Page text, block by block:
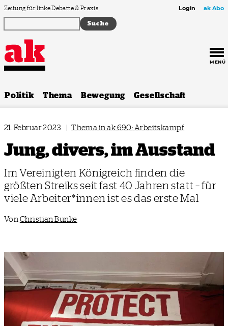
Zum Inhalt springen
Zeitung für linke Debatte & Praxis Login ak Abo
MENÜ
Politik Thema Bewegung Gesellschaft
21. Februar 2023 | Thema in ak 690: Arbeitskampf
Jung, divers, im Ausstand
Im Vereinigten Königreich finden die
größten Streiks seit fast 40 Jahren statt – für
viele Arbeiter*innen ist es das erste Mal
Von Christian Bunke